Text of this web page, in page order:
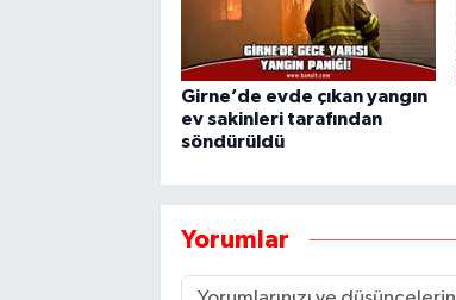
Girne’de evde çıkan yangın
ev sakinleri tarafından
söndürüldü
Yorumlar